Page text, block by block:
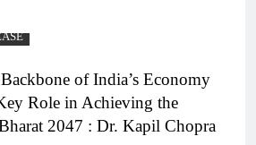
of India’s Economy
Role in Achieving the
2047 : Dr. Kapil Chopra